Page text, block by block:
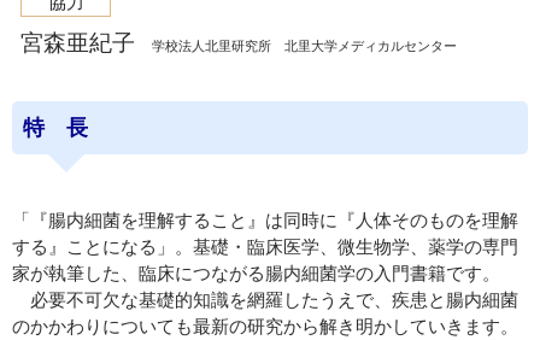
宮森亜紀子 学校法人北里研究所 北里大学メディカルセンター
特 長
「『腸内細菌を理解すること』は同時に『人体そのものを理解
する』ことになる」。基礎・臨床医学、微生物学、薬学の専門
家が執筆した、臨床につながる腸内細菌学の入門書籍です。
必要不可欠な基礎的知識を網羅したうえで、疾患と腸内細菌
のかかわりについても最新の研究から解き明かしていきます。